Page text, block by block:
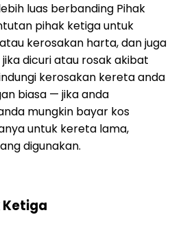
luas berbanding Pihak
pihak ketiga untuk
kerosakan harta, dan juga
dicuri atau rosak akibat
kerosakan kereta anda
biasa — jika anda
mungkin bayar kos
untuk kereta lama,
digunakan.
Ketiga